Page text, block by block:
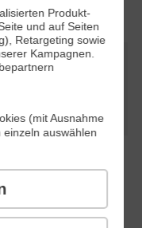
für Tarife mit
Laufzeit
Produkt-
und auf Seiten
Retargeting sowie
Kampagnen.
(mit Ausnahme
auswählen